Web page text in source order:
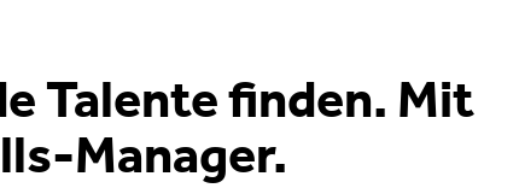
Talente finden. Mit
Manager.